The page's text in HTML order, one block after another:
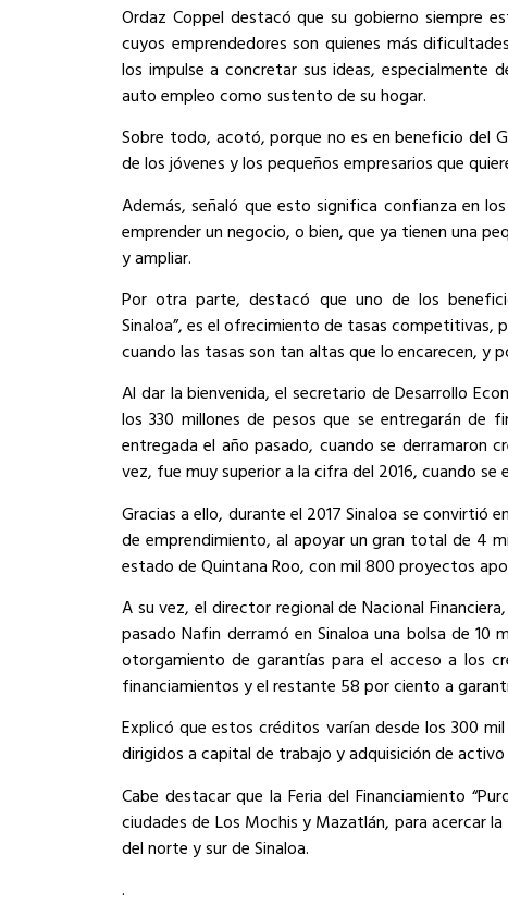
Ordaz Coppel destacó que su gobierno siempre
cuyos emprendedores son quienes más
los impulse a concretar sus ideas, especialmente
auto empleo como sustento de su hogar.
Sobre todo, acotó, porque no es en beneficio del
de los jóvenes y los pequeños empresarios que
Además, señaló que esto significa confianza en
emprender un negocio, o bien, que ya tienen una
y ampliar.
Por otra parte, destacó que uno de los
Sinaloa”, es el ofrecimiento de tasas competitivas,
cuando las tasas son tan altas que lo encarecen, y
Al dar la bienvenida, el secretario de Desarrollo
los 330 millones de pesos que se entregarán de
entregada el año pasado, cuando se derramaron
vez, fue muy superior a la cifra del 2016, cuando se
Gracias a ello, durante el 2017 Sinaloa se convirtió
de emprendimiento, al apoyar un gran total de 4
estado de Quintana Roo, con mil 800 proyectos
A su vez, el director regional de Nacional
pasado Nafin derramó en Sinaloa una bolsa de 10
otorgamiento de garantías para el acceso a los
financiamientos y el restante 58 por ciento a
Explicó que estos créditos varían desde los 300
dirigidos a capital de trabajo y adquisición de activo
Cabe destacar que la Feria del Financiamiento
ciudades de Los Mochis y Mazatlán, para acercar
del norte y sur de Sinaloa.
.